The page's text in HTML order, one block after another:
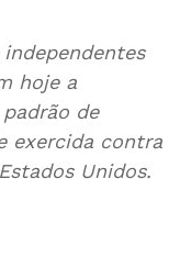
de
cidadãos afro-americanos nos Estados Unidos.